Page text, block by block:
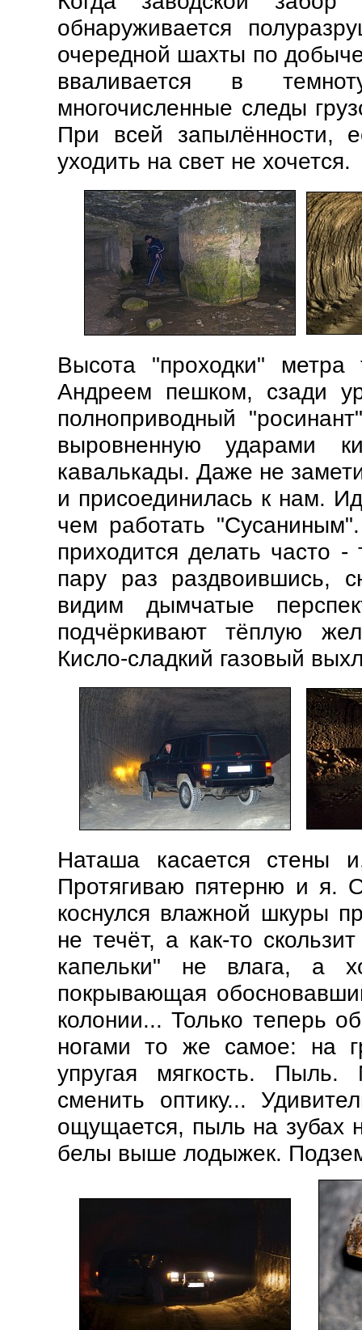
обнаруживается
очередной шахты по
вваливается в
многочисленные следы
При всей запылённости,
уходить на свет не хочется.
Высота "проходки"
Андреем пешком, сзади
полноприводный
выровненную ударами
кавалькады. Даже не
и присоединилась к нам.
чем работать
приходится делать часто
пару раз раздвоившись,
видим дымчатые
подчёркивают тёплую
Кисло-сладкий газовый
Наташа касается стены
Протягиваю пятерню и я.
коснулся влажной шкуры
не течёт, а как-то
капельки" не влага, а
покрывающая
колонии... Только теперь
ногами то же самое: на
упругая мягкость.
сменить оптику...
ощущается, пыль на зубах
белы выше лодыжек.